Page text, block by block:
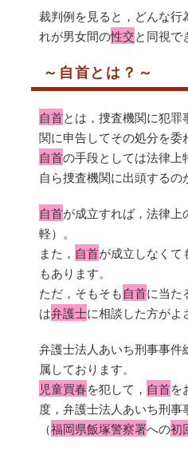
裁判例を見ると，どんな行
れが男女間の性交と同視で
～自首とは？～
自首とは，捜査機関に犯
関に申告してその処分を委
自首の手段としては法律上
自ら捜査機関に出頭する
自首が成立すれば，法律
軽）。
また， 自首が成立しなくて
もあります。
ただ，そもそも自首に当た
は弁護士に相談した方がよ
弁護士法人あいち刑事事件
属しております。
児童買春を犯して， 自首を
度，弁護士法人あいち刑事
（福岡県飯塚警察署への初